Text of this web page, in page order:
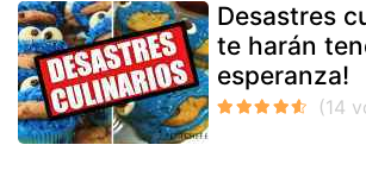
Desastres
te harán
esperanza!